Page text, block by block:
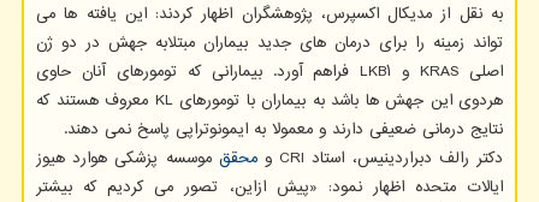
به نقل از مدیکال اکسپرس، پژوهشگران اظهار کردند: این یافته ها می
تواند زمینه را برای درمان های جدید بیماران مبتلابه جهش در دو ژن
اصلی KRAS و LKB۱ فراهم آورد. بیمارانی که تومورهای آنان حاوی
هردوی این جهش ها باشد به بیماران با تومورهای KL معروف هستند که
نتایج درمانی ضعیفی دارند و معمولا به ایمونوتراپی پاسخ نمی دهند.
دکتر رالف دبراردینیس، استاد CRI و
محقق موسسه پزشکی هوارد هیوز
ایالات متحده اظهار نمود: «پیش ازاین، تصور می کردیم که بیشتر